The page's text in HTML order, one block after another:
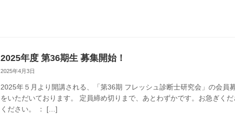
2025年度 第36期生 募集開始！
2025年4月3日
2025年５月より開講される、「第36期 フレッシュ診断士研究会」の会員
をいただいております。 定員締め切りまで、あとわずかです。お急ぎ
ください。 ： […]